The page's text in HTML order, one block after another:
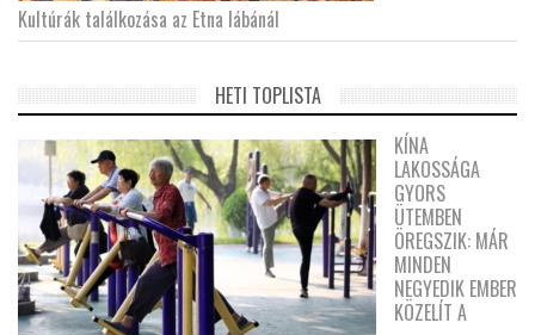
Kultúrák találkozása az Etna lábánál
HETI TOPLISTA
KÍNA
LAKOSSÁGA
GYORS
ÜTEMBEN
ÖREGSZIK: MÁR
MINDEN
NEGYEDIK EMBER
KÖZELÍT A